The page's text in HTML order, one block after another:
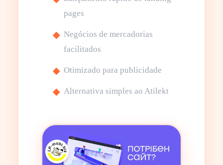
pages
Negócios de mercadorias
facilitados
Otimizado para publicidade
Alternativa simples ao Atilekt